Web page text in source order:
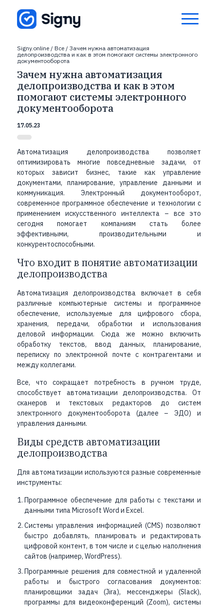
Signy.online / Все / Зачем нужна автоматизация
делопроизводства и как в этом помогают системы электронного
документооборота
Зачем нужна автоматизация
делопроизводства и как в этом
помогают системы электронного
документооборота
17.05.23
Автоматизация делопроизводства позволяет
оптимизировать многие повседневные задачи, от
которых зависит бизнес, такие как управление
документами, планирование, управление данными и
коммуникация. Электронный документооборот,
современное программное обеспечение и технологии с
применением искусственного интеллекта – все это
сегодня помогает компаниям стать более
эффективными, производительными и
конкурентоспособными.
Что входит в понятие автоматизации
делопроизводства
Автоматизация делопроизводства включает в себя
различные компьютерные системы и программное
обеспечение, используемые для цифрового сбора,
хранения, передачи, обработки и использования
деловой информации. Сюда же можно включить
обработку текстов, ввод данных, планирование,
переписку по электронной почте с контрагентами и
между коллегами.
Все, что сокращает потребность в ручном труде,
способствует автоматизации делопроизводства. От
сканеров и текстовых редакторов до систем
электронного документооборота (далее – ЭДО) и
управления данными.
Виды средств автоматизации
делопроизводства
Для автоматизации используются разные современные
инструменты:
Программное обеспечение для работы с текстами и
данными типа Microsoft Word и Excel.
Системы управления информацией (CMS) позволяют
быстро добавлять, планировать и редактировать
цифровой контент, в том числе и с целью наполнения
сайтов (например, WordPress).
Программные решения для совместной и удаленной
работы и быстрого согласования документов:
планировщики задач (Jira), мессенджеры (Slack),
программы для видеоконференций (Zoom), системы